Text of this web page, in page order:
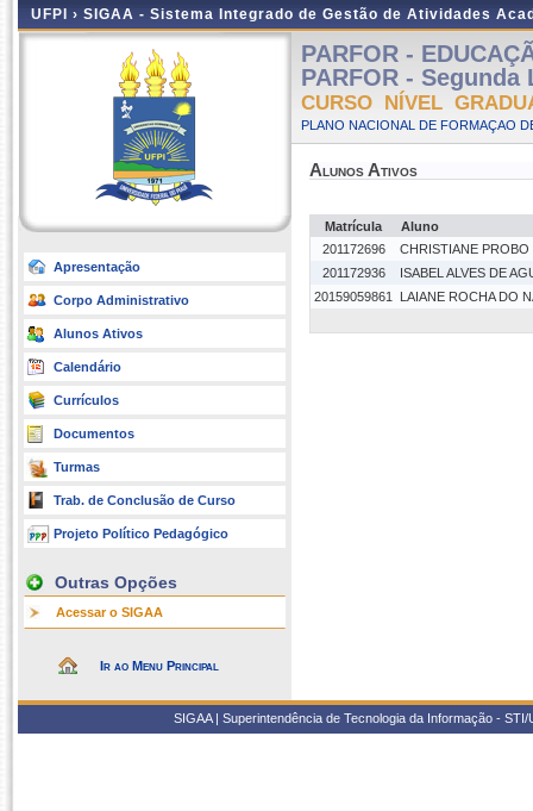
UFPI › SIGAA - Sistema Integrado de Gestão de Atividades
Apresentação
Corpo Administrativo
Alunos Ativos
Calendário
Currículos
Documentos
Turmas
Trab. de Conclusão de Curso
Projeto Político Pedagógico
Outras Opções
Acessar o SIGAA
Ir ao Menu Principal
PARFOR -
PARFOR -
CURSO NÍVEL
PLANO NACIONAL DE FORMAÇAO
Alunos Ativos
Matrícula
Aluno
201172696
CHRISTIANE PROBO
201172936
ISABEL ALVES DE
20159059861
LAIANE ROCHA DO
SIGAA | Superintendência de Tecnologia da Informação -